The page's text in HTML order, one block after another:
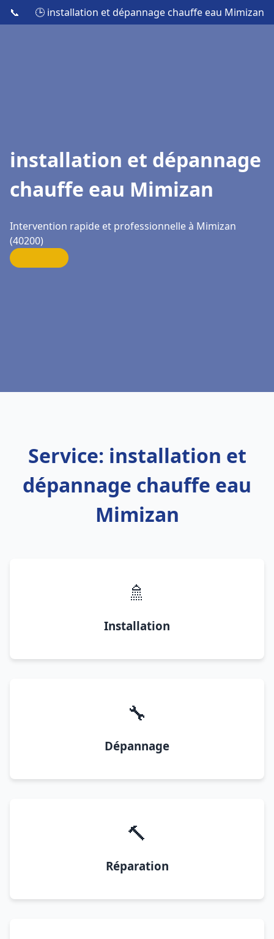
📞 🕒 installation et dépannage chauffe eau Mimizan
installation et dépannage
chauffe eau Mimizan
Intervention rapide et professionnelle à Mimizan
(40200)
Service: installation et
dépannage chauffe eau
Mimizan
🚿
Installation
🔧
Dépannage
🔨
Réparation